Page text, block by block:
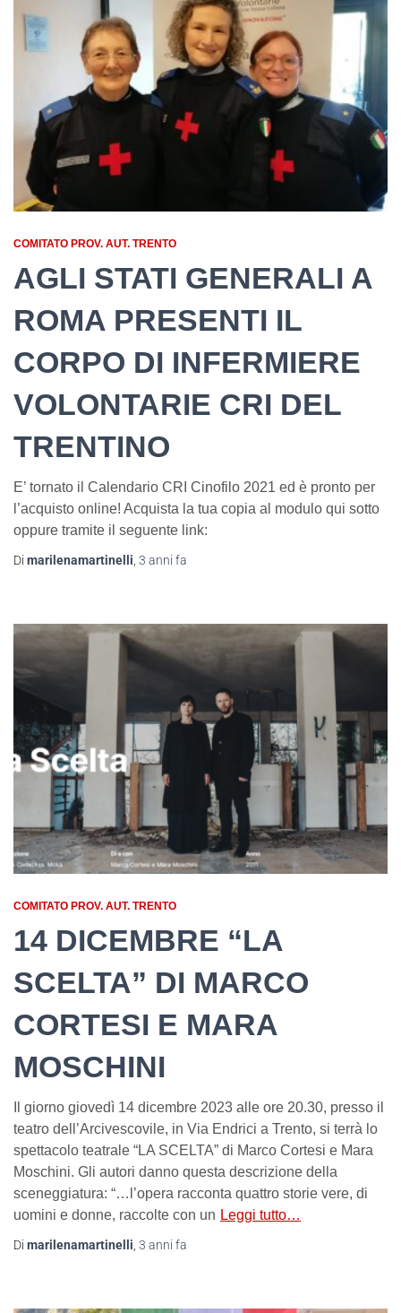
COMITATO PROV. AUT. TRENTO
AGLI STATI GENERALI A
ROMA PRESENTI IL
CORPO DI INFERMIERE
VOLONTARIE CRI DEL
TRENTINO
E’ tornato il Calendario CRI Cinofilo 2021 ed è pronto per
l’acquisto online! Acquista la tua copia al modulo qui sotto
oppure tramite il seguente link:
Di marilenamartinelli 3 anni fa
COMITATO PROV. AUT. TRENTO
14 DICEMBRE “LA
SCELTA” DI MARCO
CORTESI E MARA
MOSCHINI
Il giorno giovedì 14 dicembre 2023 alle ore 20.30, presso il
teatro dell’Arcivescovile, in Via Endrici a Trento, si terrà lo
spettacolo teatrale “LA SCELTA” di Marco Cortesi e Mara
Moschini. Gli autori danno questa descrizione della
sceneggiatura: “…l’opera racconta quattro storie vere, di
uomini e donne, raccolte con un Leggi tutto…
Di marilenamartinelli 3 anni fa